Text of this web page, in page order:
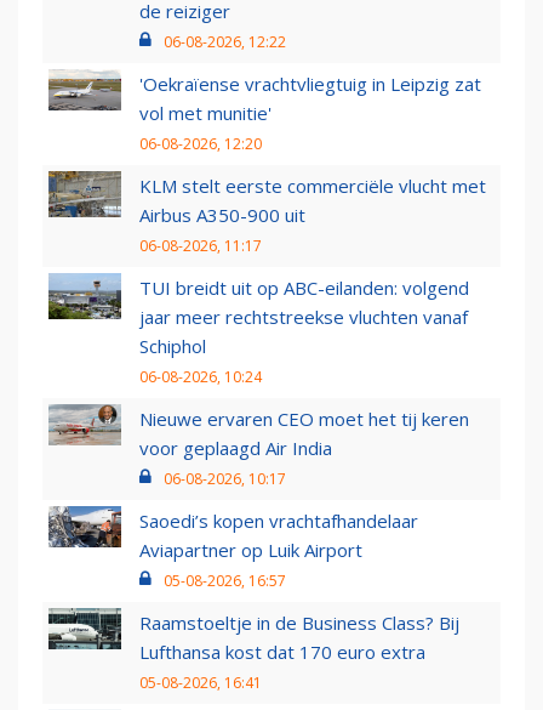
de reiziger
06-08-2026, 12:22
'Oekraïense vrachtvliegtuig in Leipzig zat
vol met munitie'
06-08-2026, 12:20
KLM stelt eerste commerciële vlucht met
Airbus A350-900 uit
06-08-2026, 11:17
TUI breidt uit op ABC-eilanden: volgend
jaar meer rechtstreekse vluchten vanaf
Schiphol
06-08-2026, 10:24
Nieuwe ervaren CEO moet het tij keren
voor geplaagd Air India
06-08-2026, 10:17
Saoedi’s kopen vrachtafhandelaar
Aviapartner op Luik Airport
05-08-2026, 16:57
Raamstoeltje in de Business Class? Bij
Lufthansa kost dat 170 euro extra
05-08-2026, 16:41